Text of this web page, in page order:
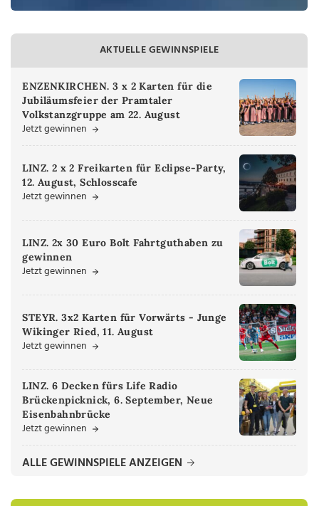
AKTUELLE GEWINNSPIELE
ENZENKIRCHEN. 3 x 2 Karten für die
Jubiläumsfeier der Pramtaler
Volkstanzgruppe am 22. August
Jetzt gewinnen
LINZ. 2 x 2 Freikarten für Eclipse-Party,
12. August, Schlosscafe
Jetzt gewinnen
LINZ. 2x 30 Euro Bolt Fahrtguthaben zu
gewinnen
Jetzt gewinnen
STEYR. 3x2 Karten für Vorwärts - Junge
Wikinger Ried, 11. August
Jetzt gewinnen
LINZ. 6 Decken fürs Life Radio
Brückenpicknick, 6. September, Neue
Eisenbahnbrücke
Jetzt gewinnen
ALLE GEWINNSPIELE ANZEIGEN